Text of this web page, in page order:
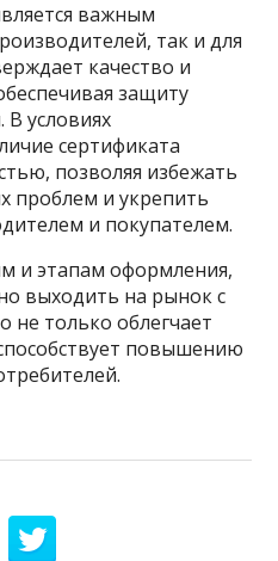
важным
так и для
качество и
защиту
В условиях
сертификата
позволяя избежать
проблем и укрепить
и покупателем.
и этапам оформления,
выходить на рынок с
не только облегчает
повышению